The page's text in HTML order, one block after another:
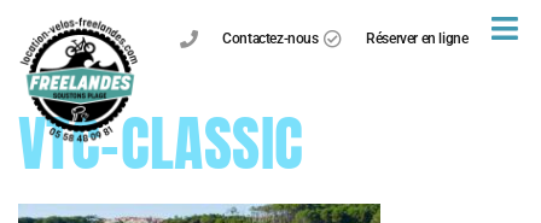
Contactez-nous Réserver en ligne
VTC-CLASSIC